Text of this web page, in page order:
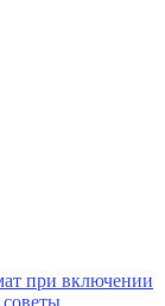
при включении